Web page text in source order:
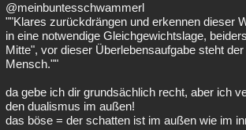
@meinbuntesschwammerl
""Klares zurückdrängen und erkennen dieser
in eine notwendige Gleichgewichtslage,
Mitte", vor dieser Überlebensaufgabe steht
Mensch.""
da gebe ich dir grundsächlich recht, aber ich
den dualismus im außen!
das böse = der schatten ist im außen wie im